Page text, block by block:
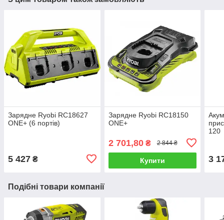
Зарядне Ryobi RC18627
ONE+ (6 портів)
5 427 ₴
Зарядне Ryobi RC18150
ONE+
2 701,80₴ 2 844 ₴
Купити
120
3
Подібні товари компанії